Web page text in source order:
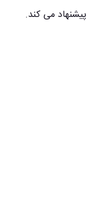
پیشنهاد می کند.